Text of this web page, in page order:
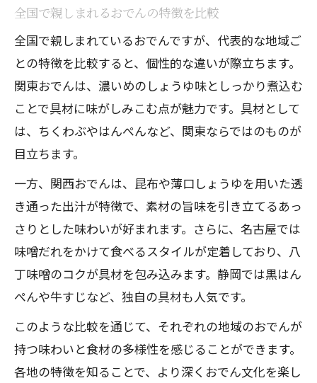
変わり種具材が楽しい全国おでんの多様性
おでん変わり種具材の地域ごとの特徴
全国で人気の珍しいおでん具材とは
おでんに合う変わり種食材の選び方
地域性が生むおでん具材の発想力
おでん文化の多様性と変化する定番
九州おでんのコクと甘みの秘密を紐解く
九州おでんの特徴と出汁の深いコク
おでん地域差に見る九州の甘みの理由
具材選びで変わる九州おでんの魅力
九州おでんで人気の定番具材を紹介
おでんの歴史と九州独自の食文化
全国で親しまれるおでんの特徴を比較
全国で親しまれているおでんですが、代表的な地域ご
との特徴を比較すると、個性的な違いが際立ちます。
関東おでんは、濃いめのしょうゆ味としっかり煮込む
ことで具材に味がしみこむ点が魅力です。具材として
は、ちくわぶやはんぺんなど、関東ならではのものが
目立ちます。
一方、関西おでんは、昆布や薄口しょうゆを用いた透
き通った出汁が特徴で、素材の旨味を引き立てるあっ
さりとした味わいが好まれます。さらに、名古屋では
味噌だれをかけて食べるスタイルが定着しており、八
丁味噌のコクが具材を包み込みます。静岡では黒はん
ぺんや牛すじなど、独自の具材も人気です。
このような比較を通じて、それぞれの地域のおでんが
持つ味わいと食材の多様性を感じることができます。
各地の特徴を知ることで、より深くおでん文化を楽し